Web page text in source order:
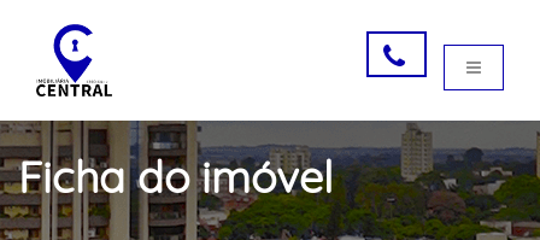
Ficha do imóvel